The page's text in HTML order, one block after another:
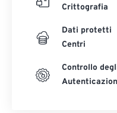
Crittografia
Dati protetti
Centri
Controllo